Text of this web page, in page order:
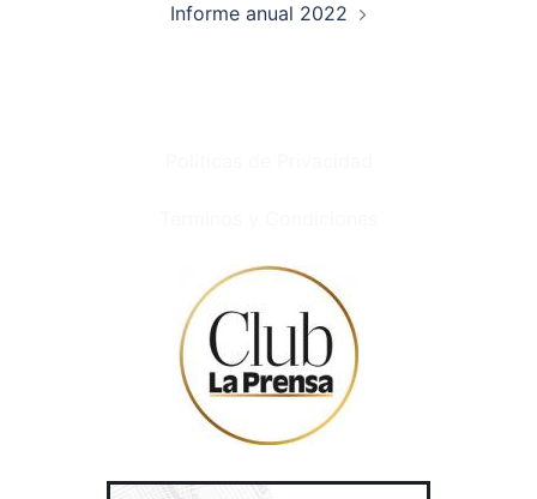
Informe anual 2022